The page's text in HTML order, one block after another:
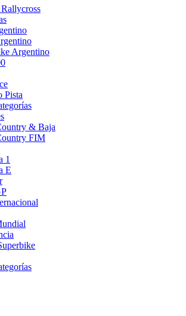
Argentino
Pista
& Baja
FIM
1
E